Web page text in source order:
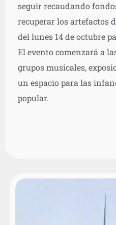
seguir recaudando
recuperar los artefactos
del lunes 14 de octubre
El evento comenzará a
grupos musicales,
un espacio para las
popular.